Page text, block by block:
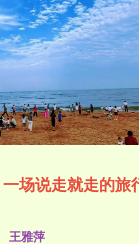
一场说走就走的旅
王雅萍